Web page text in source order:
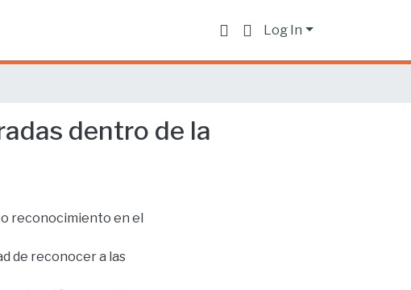
Log In
dentro de la
reconocimiento en el
de reconocer a las